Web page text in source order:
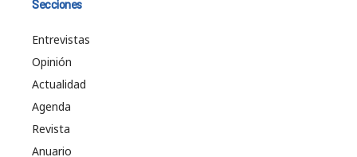
Secciones
Entrevistas
Opinión
Actualidad
Agenda
Revista
Anuario